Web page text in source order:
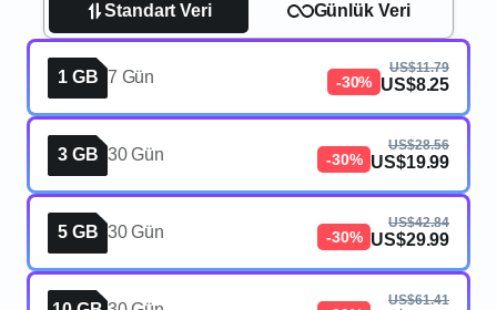
Standart Veri Günlük Veri
1 GB 7 Gün -30%
US$11.79
US$8.25
3 GB 30 Gün -30%
US$28.56
US$19.99
5 GB 30 Gün -30%
US$42.84
US$29.99
US$61.41